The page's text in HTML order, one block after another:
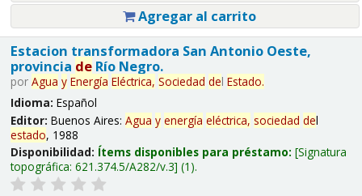
Agregar al carrito
Estacion transformadora San Antonio Oeste,
provincia deRío Negro.
por Agua y Energía Eléctrica, Sociedad del Estado.
Idioma: Español
Editor: Buenos Aires: Agua y energía eléctrica, sociedad del
estado, 1988
Disponibilidad: Ítems disponibles para préstamo: Signatura
topográfica: 621.374.5/A282/v.3 (1).